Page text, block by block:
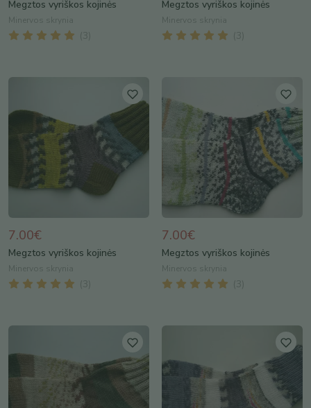
Megztos vyriškos kojinės
Minervos skrynia
( 3
Megztos vyriškos kojinės
Minervos skrynia
( 3
7.00€
Megztos vyriškos kojinės
Minervos skrynia
( 3
7.00€
Megztos vyriškos kojinės
Minervos skrynia
( 3